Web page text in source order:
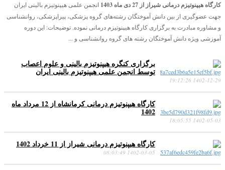
کارگاه هیپنوتیزم درمانی شیراز از 27 دی ماه 1403
انجمن علمی هیپنوتیزم بالینی ایران
جهت عضوگیری از بین دانش آموختگان رشته‌های گروه پزشکی، پیراپزشکی، روانشناسی
و مشاوره مبادرت به برگزاری کارگاه هیپنوتیزم درمانی نموده. توضیحات: این دوره
آموزشی ویژه دانش آموختگان رشته های گروه روانشناسی و ...
برگزاری کنگره هیپنوتیزم بالینی و علوم اعصاب
توسط انجمن علمی هیپنوتیزم بالینی ایران
1402-12-29 19:12:26
کارگاه هیپنوتیزم درمانی کرمانشاه از 12 مرداد ماه
1402
1402-05-03 18:05:55
کارگاه هیپنوتیزم درمانی شیراز از 11 خرداد 1402
1402-03-05 08:03:49